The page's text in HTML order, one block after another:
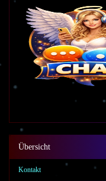
Übersicht
Kontakt